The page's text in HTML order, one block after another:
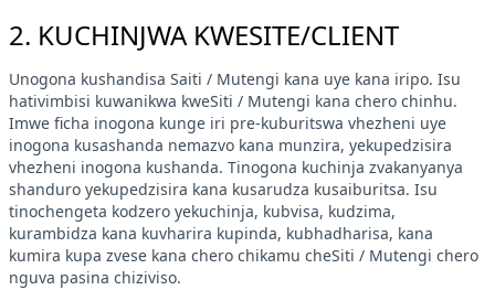
2. KUCHINJWA KWESITE/CLIENT
Unogona kushandisa Saiti / Mutengi kana uye kana iripo. Isu
hativimbisi kuwanikwa kweSiti / Mutengi kana chero chinhu.
Imwe ficha inogona kunge iri pre-kuburitswa vhezheni uye
inogona kusashanda nemazvo kana munzira, yekupedzisira
vhezheni inogona kushanda. Tinogona kuchinja zvakanyanya
shanduro yekupedzisira kana kusarudza kusaiburitsa. Isu
tinochengeta kodzero yekuchinja, kubvisa, kudzima,
kurambidza kana kuvharira kupinda, kubhadharisa, kana
kumira kupa zvese kana chero chikamu cheSiti / Mutengi chero
nguva pasina chiziviso.